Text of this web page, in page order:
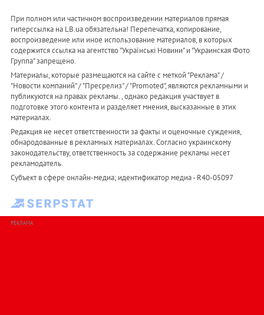
При полном или частичном воспроизведении материалов прямая
гиперссылка на LB.ua обязательна! Перепечатка, копирование,
воспроизведение или иное использование материалов, в которых
содержится ссылка на агентство "Українськi Новини" и "Украинская Фото
Группа" запрещено.
Материалы, которые размещаются на сайте с меткой "Реклама" /
"Новости компаний" / "Пресрелиз" / "Promoted", являются рекламными и
публикуются на правах рекламы. , однако редакция участвует в
подготовке этого контента и разделяет мнения, высказанные в этих
материалах.
Редакция не несет ответственности за факты и оценочные суждения,
обнародованные в рекламных материалах. Согласно украинскому
законодательству, ответственность за содержание рекламы несет
рекламодатель.
Субъект в сфере онлайн-медиа; идентификатор медиа - R40-05097
РЕКЛАМА